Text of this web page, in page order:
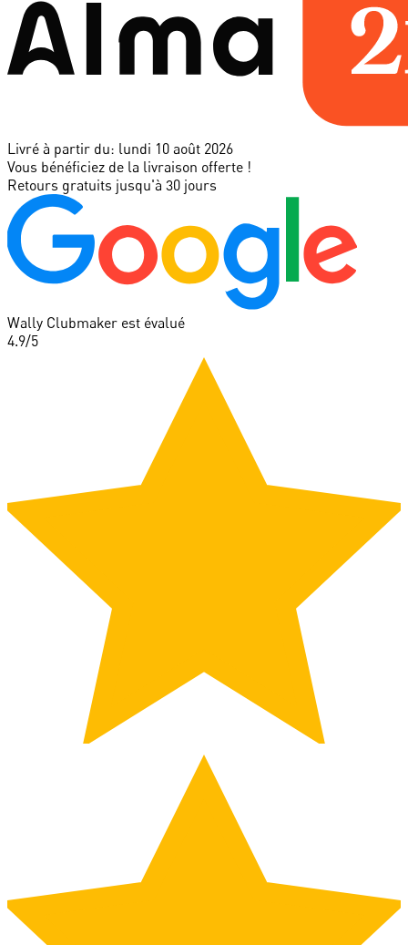
Livré à partir du: lundi 10 août 2026
Vous bénéficiez de la livraison offerte !
Retours gratuits jusqu'à 30 jours
Wally Clubmaker est évalué
4.9/5